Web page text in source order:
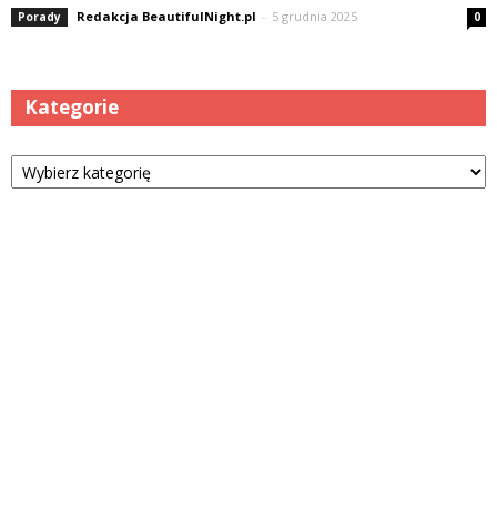
Porady Redakcja BeautifulNight.pl - 5 grudnia 2025 0
Kategorie
Kategorie